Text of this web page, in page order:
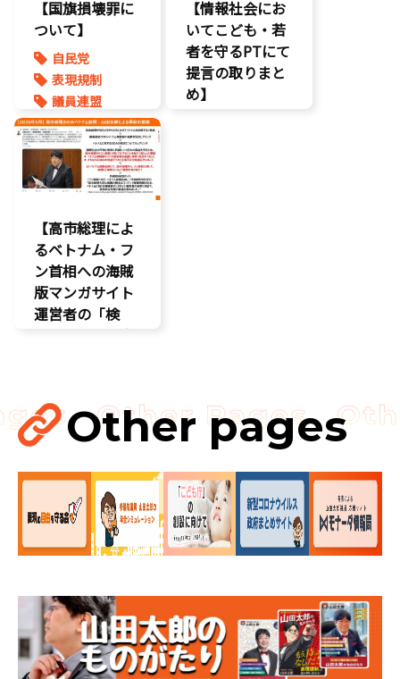
【国旗損壊罪に
ついて】
自民党
表現規制
議員連盟
【情報社会にお
いてこども・若
者を守るPTにて
提言の取りまと
め】
【高市総理によ
るベトナム・フ
ン首相への海賊
版マンガサイト
運営者の「検
挙」の要請を実
見直し……
国会
海賊版
Other pages